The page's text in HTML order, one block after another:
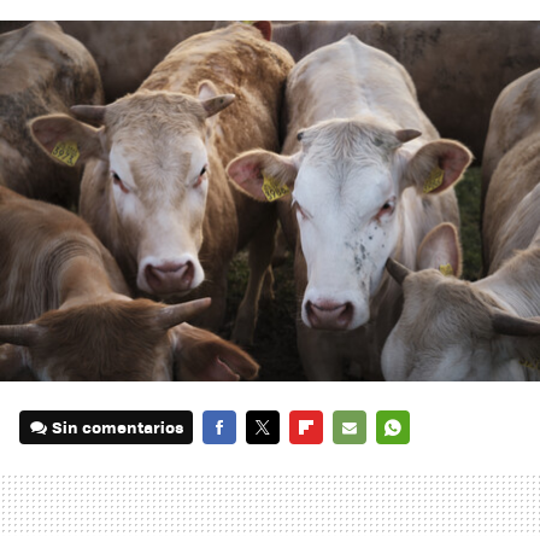
Sin comentarios
MAIL